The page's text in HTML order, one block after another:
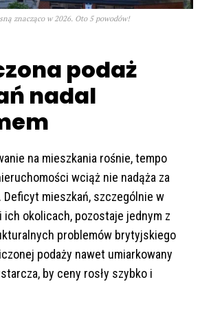
znacząco w 2026. Oto 5 powodów!
podaż
nadal
na mieszkania rośnie, tempo
wciąż nie nadąża za
Deficyt mieszkań, szczególnie w
ich okolicach, pozostaje jednym z
problemów brytyjskiego
podaży nawet umiarkowany
by ceny rosły szybko i